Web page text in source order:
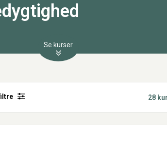
Se kurser
28